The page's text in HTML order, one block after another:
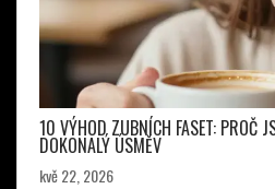
10 VÝHOD ZUBNÍCH FASET: PROČ
DOKONALÝ ÚSMĚV
kvě 22, 2026